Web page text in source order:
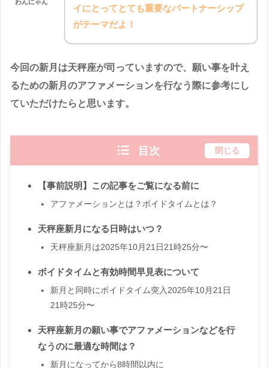
わんにゃん
イにとってとても重要なパートナーシップ
がテーマだよ！
今回の新月は天秤座が司っていますので、願い事を叶え
るための新月のアファメーションを行なう際に参考にし
ていただけたらと思います。
目次 閉じる
【事前説明】この記事をご覧になる前に
アファメーションとは？ボイドタイムとは？
天秤座新月になる日時はいつ？
天秤座新月は2025年10月21日21時25分〜
ボイドタイムと有効時間早見表について
新月と同時にボイドタイム突入2025年10月21日
21時25分〜
天秤座新月の願い事でアファメーションなどを行
なうのに最適な時間は？
新月になってから8時間以内に